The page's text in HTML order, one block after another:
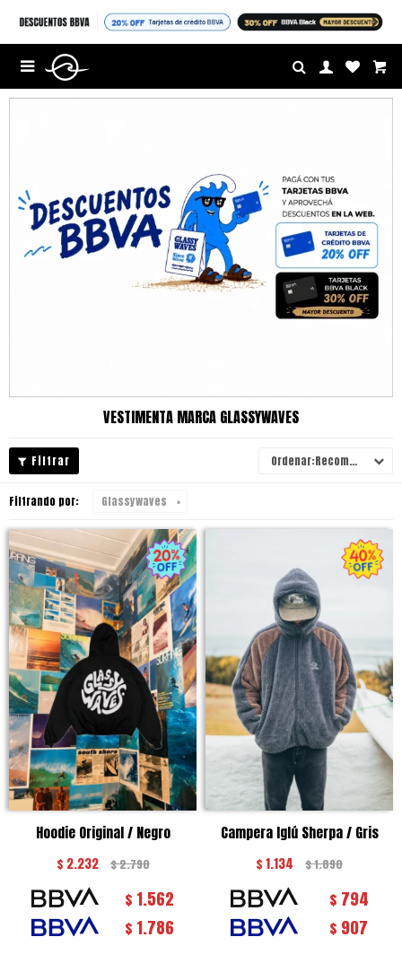
HASTA 40% OFF EN PRODUCTOS SELECCIONADOS (SI QUERES COMPRAR,
COMPRÁ)


VESTIMENTA MARCA GLASSYWAVES
Recomendados
Filtrando por: Glassywaves
Hoodie Original / Negro
$ 2.232 $2.790
$ 1.562
$ 1.786
Campera Iglú Sherpa / Gris
$1.134 $1.890
$ 794
$ 907